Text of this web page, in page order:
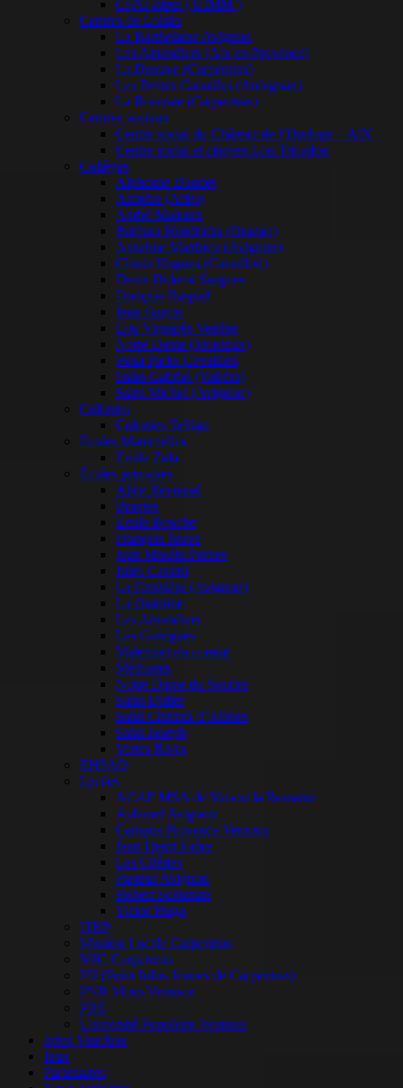
CFAI Istres ( UIMM )
Centres de Loisirs
La Barthelasse Avignon
Les Amandiers (Aix en Provence)
La Denove (Carpentras)
Les Petites Canailles (Aubignan)
La Roseraie (Carpentras)
Centres sociaux
Centre social du Château de l’Horloge – AIX
Centre social et citoyen Lou Tricadou
Collèges
Alphonse Daudet
Ampère (Arles)
André Malraux
Barbara Hendricks (Orange)
Anselme Matthieu (Avignon)
Clovis Hugues (Cavaillon)
Denis Diderot Sorgues
François Raspail
Jean Garcin
Lou Vignarès Vedène
Notre Dame (Monteux)
Rosa Parks Cavaillon
Saint-Gabriel (Valréas)
Saint Michel (Avignon)
Colonies
Colonies Telligo
Ecoles Maternelles
Emile Zola
Écoles primaires
Alice Reynaud
Brantes
Emile Bouche
François Jouve
Jean Moulin Pernes
Jules Cassini
La Croisière (Avignon)
La Quintine
Les Amandiers
Les Garrigues
Malemort du comtat
Méthamis
Notre Dame du Sourire
Saint-Didier
Saint Christol d’Albion
Saint Joseph
Vertes Rives
EHPAD
Lycées
ACAF MSA de Vaison la Romaine
Aubanel Avignon
Campus Provence Ventoux
Jean Henri Fabre
Les Chênes
Pasteur Avignon
Robert Schuman
Victor Hugo
ITEP
Mission Locale Carpentras
MJC Carpentras
PIJ (Point Infos Jeunes de Carpentras)
PNR Mont-Ventoux
PRE
Université Populaire Ventoux
Infos Vaucluse
Jeux
Partenaires